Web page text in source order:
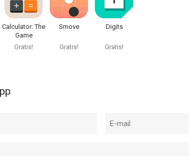
Calculator: The
Game
Gratis!
Smove
Gratis!
Digits
Gratis!